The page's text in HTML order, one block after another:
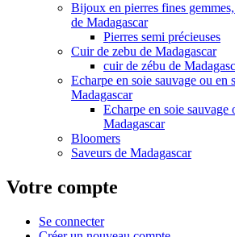
Bijoux en pierres fines
de Madagascar
Pierres semi précieuses
Cuir de zebu de Madagascar
cuir de zébu de
Echarpe en soie sauvage ou en
Madagascar
Echarpe en soie sauvage
Madagascar
Bloomers
Saveurs de Madagascar
Votre compte
Se connecter